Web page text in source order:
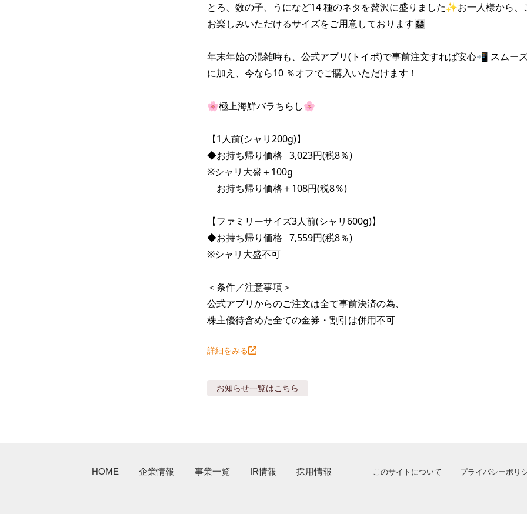
とろ、数の子、うになど14 種のネタを贅沢に盛りました✨お一人様から、
お楽しみいただけるサイズをご用意しております👨‍👩‍👧‍👦
年末年始の混雑時も、公式アプリ(トイポ)で事前注文すれば安心📲 スムー
に加え、今なら10 ％オフでご購入いただけます！
🌸極上海鮮バラちらし🌸
【1人前(シャリ200g)】
◆お持ち帰り価格   3,023円(税8％)
※シャリ大盛＋100g
お持ち帰り価格＋108円(税8％)
【ファミリーサイズ3人前(シャリ600g)】
◆お持ち帰り価格   7,559円(税8％)
※シャリ大盛不可
＜条件／注意事項＞
公式アプリからのご注文は全て事前決済の為、
株主優待含めた全ての金券・割引は併用不可
詳細をみる
お知らせ一覧はこちら
HOME 企業情報 事業一覧 IR情報 採用情報 このサイトについて プライバシーポリ